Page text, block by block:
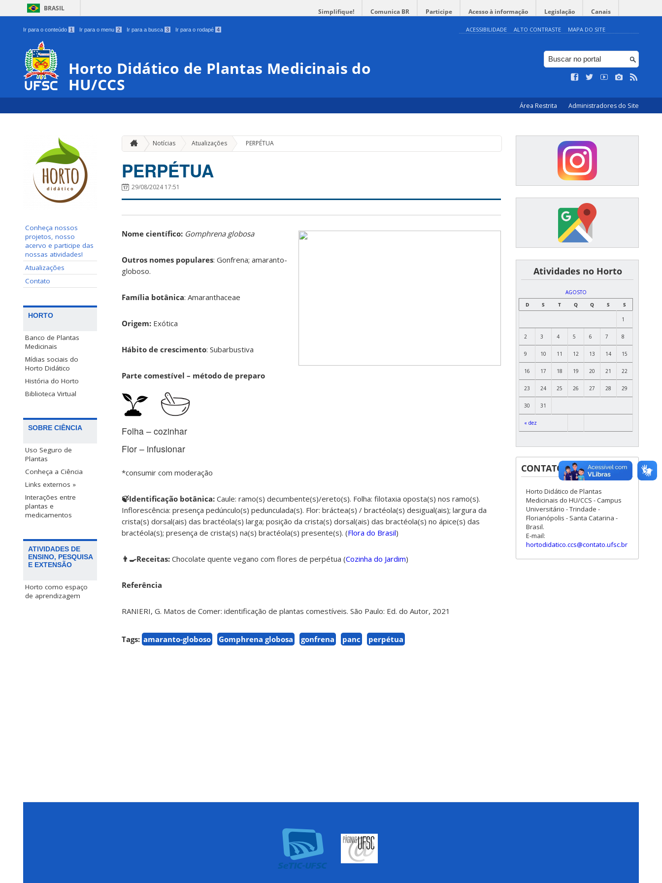
BRASIL Simplifique! Comunica BR Participe Acesso à informação Legislação Canais
Ir para o conteúdo 1 Ir para o menu 2 Ir para a busca 3 Ir para o rodapé 4 ACESSIBILIDADE ALTO CONTRASTE MAPA DO SITE
Horto Didático de Plantas Medicinais do
HU/CCS
Área Restrita Administradores do Site
Conheça nossos
projetos, nosso
acervo e participe das
nossas atividades!
Atualizações
Contato
HORTO
Banco de Plantas
Medicinais
Mídias sociais do
Horto Didático
História do Horto
Biblioteca Virtual
SOBRE CIÊNCIA
Uso Seguro de
Plantas
Conheça a Ciência
Links externos »
Interações entre
plantas e
medicamentos
ATIVIDADES DE
ENSINO, PESQUISA
E EXTENSÃO
Horto como espaço
de aprendizagem
Notícias Atualizações » PERPÉTUA
PERPÉTUA
29/08/2024 17:51
Nome científico: Gomphrena globosa
Outros nomes populares: Gonfrena; amaranto-
globoso.
Família botânica: Amaranthaceae
Origem: Exótica
Hábito de crescimento: Subarbustiva
Parte comestível – método de preparo
Folha – cozinhar
Flor – infusionar
*consumir com moderação
🍃Identificação botânica: Caule: ramo(s) decumbente(s)/ereto(s). Folha: filotaxia oposta(s) nos ramo(s).
Inflorescência: presença pedúnculo(s) pedunculada(s). Flor: bráctea(s) / bractéola(s) desigual(ais); largura da
crista(s) dorsal(ais) das bractéola(s) larga; posição da crista(s) dorsal(ais) das bractéola(s) no ápice(s) das
bractéola(s); presença de crista(s) na(s) bractéola(s) presente(s). (Flora do Brasil)
👨‍🍳Receitas: Chocolate quente vegano com flores de perpétua (Cozinha do Jardim)
Referência
RANIERI, G. Matos de Comer: identificação de plantas comestíveis. São Paulo: Ed. do Autor, 2021
Tags: amaranto-globoso Gomphrena globosa gonfrena panc perpétua
͏ ͏ ͏ ͏ ͏ ͏Atividades no Horto
AGOSTO
D
S T Q Q S S
« dez
1
2 3 4 5 6 7 8
9 10 11 12 13 14 15
16 17 18 19 20 21 22
23 24 25 26 27 28 29
30 31
CONTATOS
Horto Didático de Plantas
Medicinais do HU/CCS - Campus
Universitário - Trindade -
Florianópolis - Santa Catarina -
Brasil.
E-mail:
hortodidatico.ccs@contato.ufsc.br